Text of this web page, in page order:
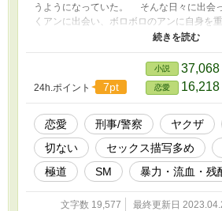
うようになっていた。 そんな日々に出会
くアンに出会い、ボロボロのアンに自身を
を抱く。 いつの日か、アンの元に通い、
かし、ヤクザになりきれず人の心を捨てき
優しく接し、いつか刑事に戻ることができ
いこうと思い始める。 一方、アン自身も
ュイな魅力と時折掛けられる優しい言葉に
い始めていた。 ※この物語は全てフィクシ
24h.ポイント 7pt
小説 37,068
恋愛 16,218
恋愛 刑事/警察 ヤクザ
切ない
セックス描写多め
極道
SM 暴力・流血・残
文字数 19,577 最終更新日